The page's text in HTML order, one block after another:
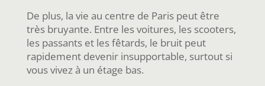
De plus, la vie au centre de Paris peut être
très bruyante. Entre les voitures, les scooters,
les passants et les fêtards, le bruit peut
rapidement devenir insupportable, surtout si
vous vivez à un étage bas.